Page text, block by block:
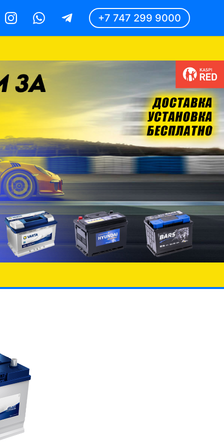
InstagramWhatsappTelegram +7 747 299 9000